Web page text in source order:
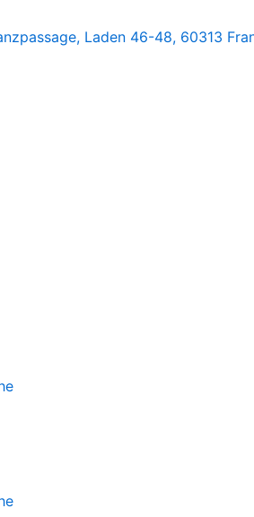
Laden 46-48, 60313